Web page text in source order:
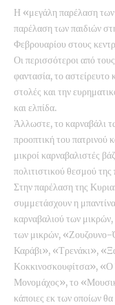
Η «μεγάλη παρέλαση των
παρέλαση των παιδιών
Φεβρουαρίου στους
Οι περισσότεροι από
φαντασία, το αστείρευτο
στολές και την
και ελπίδα.
Άλλωστε, το καρναβάλι
προοπτική του πατρινού
μικροί καρναβαλιστές
πολιτιστικού θεσμού της
Στην παρέλαση της
συμμετάσχουν η
καρναβαλιού των
των μικρών,
Καράβι», «Τρενάκι»,
Κοκκινοσκουφίτσα», «Ο
Μονομάχος», το
κάποιες εκ των οποίων